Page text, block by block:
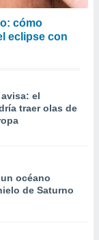
cómo
eclipse con
el
traer olas de
océano
de Saturno